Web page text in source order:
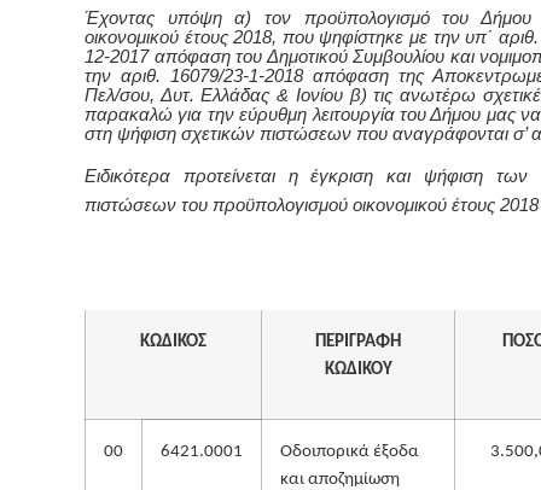
Έχοντας υπόψη α) τον προϋπολογισμό του
οικονομικού έτους 2018, που ψηφίστηκε με τηνυπ΄
12-2017 απόφασητου Δημοτικού Συμβουλίου και
την αριθ. 16079/23-1-2018 απόφαση της
Πελ/σου, Δυτ. Ελλάδας & Ιονίου β) τις ανωτέρω
παρακαλώ για την εύρυθμη λειτουργία του Δήμου μας
στη ψήφιση σχετικών πιστώσεων που αναγράφονται σ’
Ειδικότερα προτείνεται η έγκριση και ψήφιση
πιστώσεων του προϋπολογισμού οικονομικού έτους
ΚΩΔΙΚΟΣ
ΠΕΡΙΓΡΑΦΗ
ΚΩΔΙΚΟΥ
00 6421.0001
Οδοιπορικά έξοδα
και αποζημίωση